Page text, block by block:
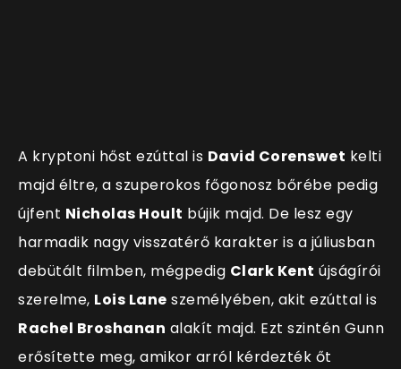
A kryptoni hőst ezúttal is David Corenswet kelti
majd éltre, a szuperokos főgonosz bőrébe pedig
újfent Nicholas Hoult bújik majd. De lesz egy
harmadik nagy visszatérő karakter is a júliusban
debütált filmben, mégpedig Clark Kent újságírói
szerelme, Lois Lane személyében, akit ezúttal is
Rachel Broshanan alakít majd. Ezt szintén Gunn
erősítette meg, amikor arról kérdezték őt